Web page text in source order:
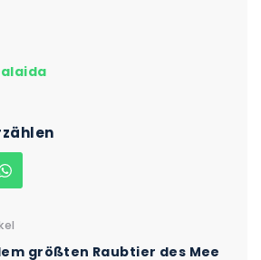
größten Raubtier des Mee